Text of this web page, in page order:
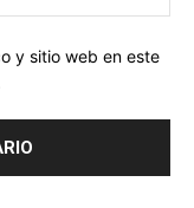
y sitio web en este